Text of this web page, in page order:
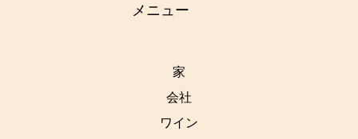
家
会社
ワイン
メニュー